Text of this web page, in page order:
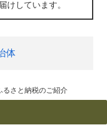
けしています。
体
るさと納税のご紹介